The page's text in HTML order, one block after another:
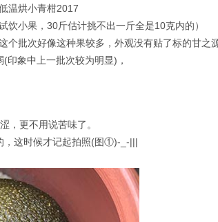
温烘小青柑2017
饮小果，30斤估计挑不出一斤全是10克内的）
个批次好像这种果较多，外观没有贴了标的甘之
印象中上一批次较为明显)，
，更不用说苦味了。
，这时候才记起拍照(图①)-_-|||